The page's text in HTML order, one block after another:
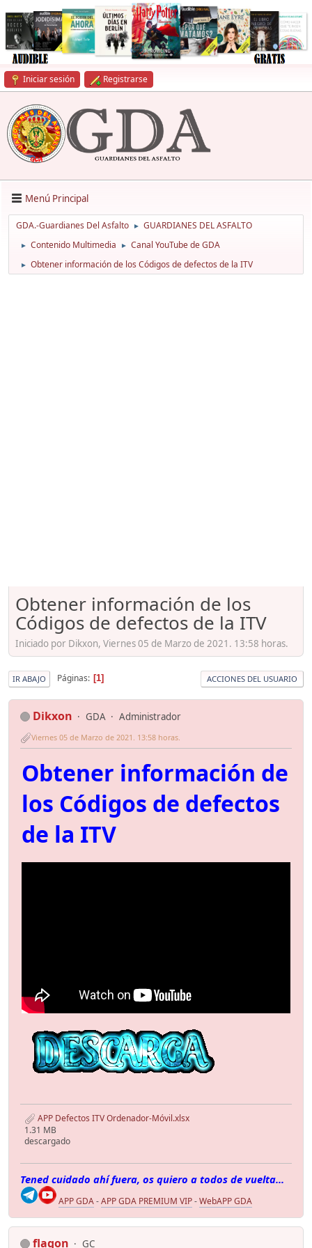
Iniciar sesión Registrarse
Menú Principal
GDA.-Guardianes Del Asfalto ► GUARDIANES DEL ASFALTO
► Contenido Multimedia ► Canal YouTube de GDA
► Obtener información de los Códigos de defectos de la ITV
Obtener información de los
Códigos de defectos de la ITV
Iniciado por Dikxon, Viernes 05 de Marzo de 2021. 13:58 horas.
IR ABAJO Páginas 1 ACCIONES DEL USUARIO
Dikxon GDA Administrador
Viernes 05 de Marzo de 2021. 13:58 horas.
Obtener información de
los Códigos de defectos
de la ITV
APP Defectos ITV Ordenador-Móvil.xlsx
1.31 MB
descargado
Tened cuidado ahí fuera, os quiero a todos de vuelta...
APP GDA-APP GDA PREMIUM VIP-WebAPP GDA
flagon GC